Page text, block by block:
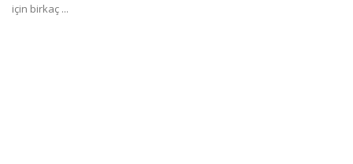
için birkaç ...